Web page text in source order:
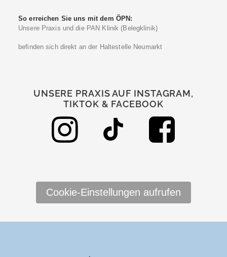
So erreichen Sie uns mit dem ÖPN:
Unsere Praxis und die PAN Klinik (Belegklinik)
befinden sich direkt an der Haltestelle Neumarkt
UNSERE PRAXIS AUF INSTAGRAM,
TIKTOK & FACEBOOK
Cookie-Einstellungen aufrufen